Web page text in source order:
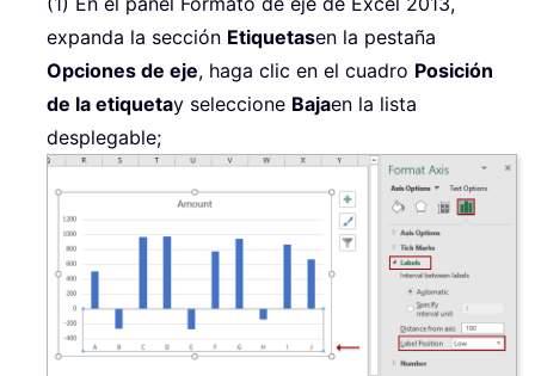
expanda la sección Etiquetasen la pestaña
Opciones de eje, haga clic en el cuadro Posición
de la etiquetay seleccione Bajaen la lista
desplegable;